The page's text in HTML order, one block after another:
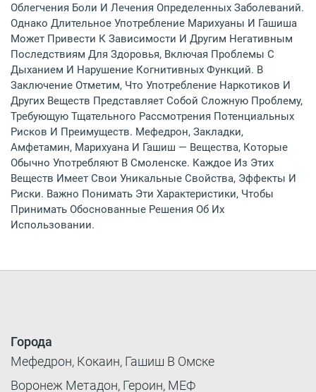
Облегчения Боли И Лечения Определенных Заболеваний.
Однако Длительное Употребление Марихуаны И Гашиша
Может Привести К Зависимости И Другим Негативным
Последствиям Для Здоровья, Включая Проблемы С
Дыханием И Нарушение Когнитивных Функций. В
Заключение Отметим, Что Употребление Наркотиков И
Других Веществ Представляет Собой Сложную Проблему,
Требующую Тщательного Рассмотрения Потенциальных
Рисков И Преимуществ. Мефедрон, Закладки,
Амфетамин, Марихуана И Гашиш — Вещества, Которые
Обычно Употребляют В Смоленске. Каждое Из Этих
Веществ Имеет Свои Уникальные Свойства, Эффекты И
Риски. Важно Понимать Эти Характеристики, Чтобы
Принимать Обоснованные Решения Об Их
Использовании.
Города
Мефедрон, Кокаин, Гашиш В Омске
Воронеж Метадон, Героин, МЕФ